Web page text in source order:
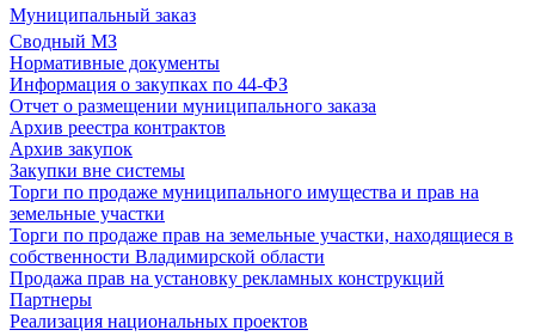
Муниципальный заказ
Сводный МЗ
Нормативные документы
Информация о закупках по 44-ФЗ
Отчет о размещении муниципального заказа
Архив реестра контрактов
Архив закупок
Закупки вне системы
Торги по продаже муниципального имущества и прав на
земельные участки
Торги по продаже прав на земельные участки, находящиеся в
собственности Владимирской области
Продажа прав на установку рекламных конструкций
Партнеры
Реализация национальных проектов